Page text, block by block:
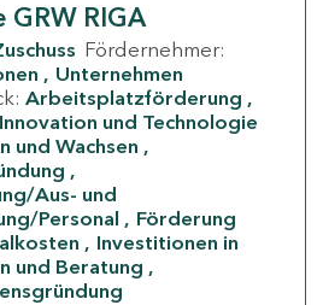
GRW RIGA
Fördernehmer:
Unternehmen
Arbeitsplatzförderung
und Technologie
und Wachsen
Aus- und
Personal
Förderung
Investitionen in
und Beratung